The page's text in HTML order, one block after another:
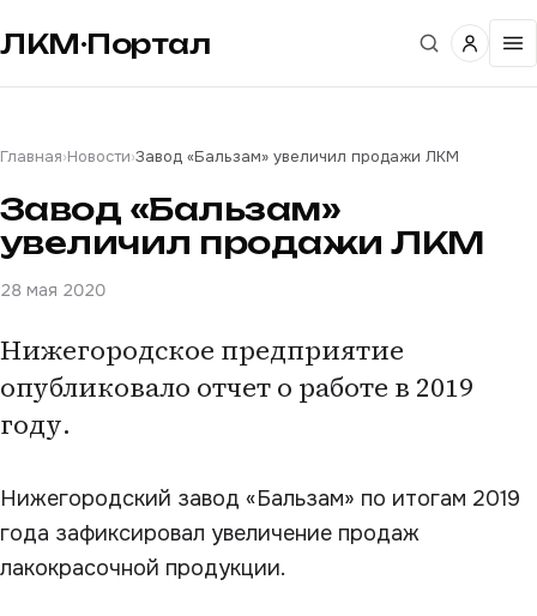
ЛКМ·Портал
Главная›Новости›Завод «Бальзам» увеличил продажи ЛКМ
Завод «Бальзам»
увеличил продажи ЛКМ
28 мая 2020
Нижегородское предприятие
опубликовало отчет о работе в 2019
году.
Нижегородский завод «Бальзам» по итогам 2019
года зафиксировал увеличение продаж
лакокрасочной продукции.